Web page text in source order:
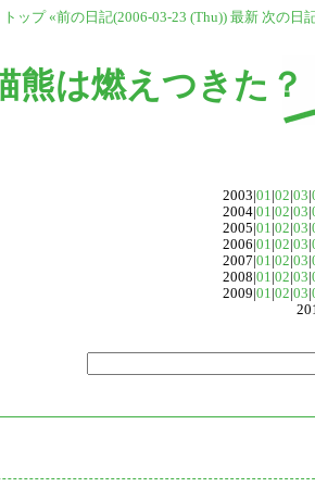
トップ «前の日記(2006-03-23 (Thu)) 最新 次の日
熊は燃えつきた？
2003|01|02|03|
2004|01|02|03|
2005|01|02|03|
2006|01|02|03|
2007|01|02|03|
2008|01|02|03|
2009|01|02|03|